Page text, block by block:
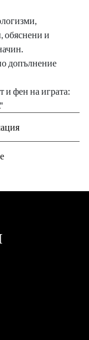
обяснени и
допълнение
и фен на играта: